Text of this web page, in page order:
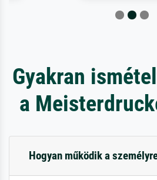
Gyakran
a
Hogyan működik a